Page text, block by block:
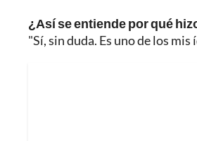
¿Así se entiende por qué
"Sí, sin duda. Es uno de los